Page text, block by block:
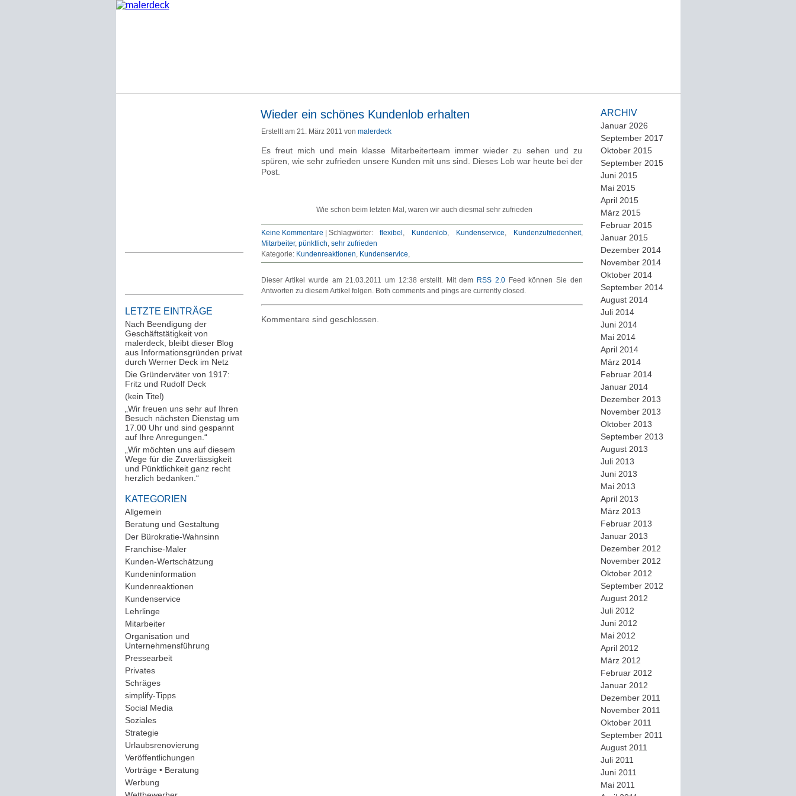
LETZTE EINTRÄGE
Nach Beendigung der
Geschäftstätigkeit von
malerdeck, bleibt dieser Blog
aus Informationsgründen privat
durch Werner Deck im Netz
Die Gründerväter von 1917:
Fritz und Rudolf Deck
(kein Titel)
„Wir freuen uns sehr auf Ihren
Besuch nächsten Dienstag um
17.00 Uhr und sind gespannt
auf Ihre Anregungen.“
„Wir möchten uns auf diesem
Wege für die Zuverlässigkeit
und Pünktlichkeit ganz recht
herzlich bedanken.“
KATEGORIEN
Allgemein
Beratung und Gestaltung
Der Bürokratie-Wahnsinn
Franchise-Maler(42)
Kunden-Wertschätzung
Kundeninformation
Kundenreaktionen
Kundenservice(178)
Lehrlinge(54)
Mitarbeiter(163)
Organisation und
Unternehmensführung
Pressearbeit(12)
Privates(193)
Schräges(161)
simplify-Tipps(123)
Social Media
Soziales(37)
Strategie(220)
Urlaubsrenovierung
Veröffentlichungen
Vorträge • Beratung
Werbung
Wieder ein schönes Kundenlob erhalten
Erstellt am 21. März 2011 von malerdeck
Es freut mich und mein klasse Mitarbeiterteam immer wieder zu sehen und zu
spüren, wie sehr zufrieden unsere Kunden mit uns sind. Dieses Lob war heute bei der
Post.
Wie schon beim letzten Mal, waren wir auch diesmal sehr zufrieden
Keine Kommentare Schlagwörter:flexibel , Kundenlob, Kundenservice, Kundenzufriedenheit,
Mitarbeiter, pünktlich, sehr zufrieden
Kategorie: Kundenreaktionen Kundenservice
Dieser Artikel wurde am 21.03.2011 um 12:38 erstellt. Mit dem RSS 2.0Feed können Sie den
Antworten zu diesem Artikel folgen. Both comments and pings are currently closed.
Kommentare sind geschlossen.
ARCHIV
Januar 2026
September 2017
Oktober 2015
September 2015
Juni 2015
Mai 2015
April 2015
März 2015
Februar 2015
Januar 2015
Dezember 2014
November 2014
Oktober 2014
September 2014
August 2014
Juli 2014
Juni 2014
Mai 2014
April 2014
März 2014
Februar 2014
Januar 2014
Dezember 2013
November 2013
Oktober 2013
September 2013
August 2013
Juli 2013
Juni 2013
Mai 2013
April 2013
März 2013
Februar 2013
Januar 2013
Dezember 2012
November 2012
Oktober 2012
September 2012
August 2012
Juli 2012
Juni 2012
Mai 2012
April 2012
März 2012
Februar 2012
Januar 2012
Dezember 2011
November 2011
Oktober 2011
September 2011
August 2011
Juli 2011
Juni 2011
Mai 2011